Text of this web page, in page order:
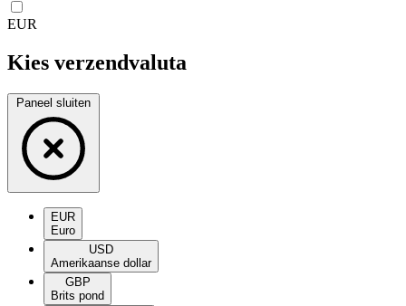
EUR
Kies verzendvaluta
Paneel sluiten
EUR
Euro
USD
Amerikaanse dollar
GBP
Brits pond